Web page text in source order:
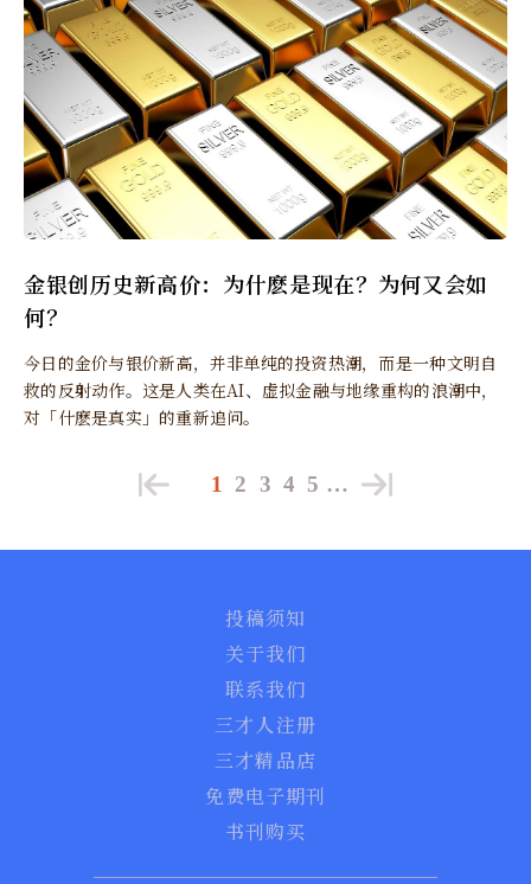
金银创历史新高价：为什麽是现在？为何又会如
何？
今日的金价与银价新高，并非单纯的投资热潮，而是一种文明自
救的反射动作。这是人类在AI、虚拟金融与地缘重构的浪潮中，
对「什麽是真实」的重新追问。
1 2 3 4 5 …
投稿须知
关于我们
联系我们
三才人注册
三才精品店
免费电子期刊
书刊购买